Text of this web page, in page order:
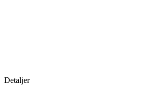
Detaljer